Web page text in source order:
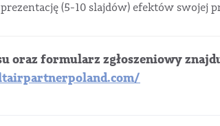
(5-10 slajdów) efektów swojej
oraz formularz zgłoszeniowy